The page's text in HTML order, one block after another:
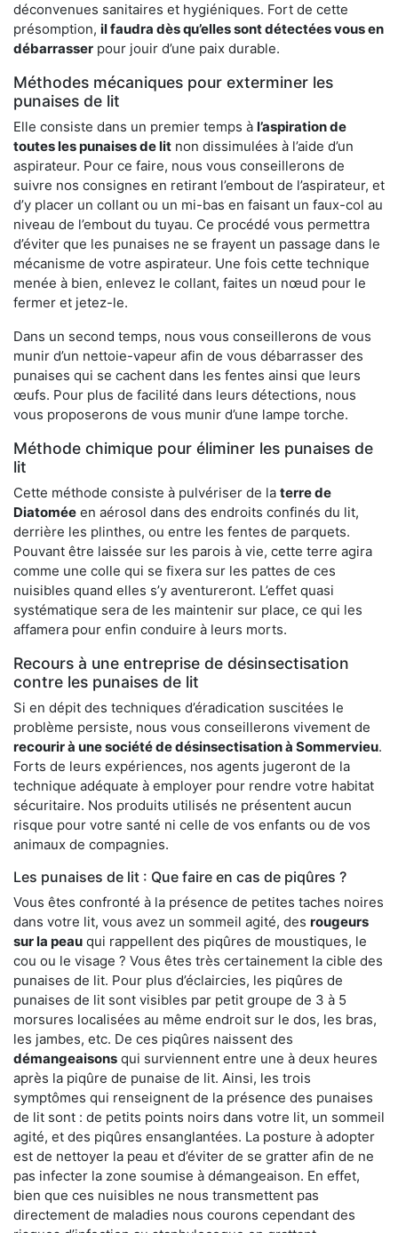
déconvenues sanitaires et hygiéniques. Fort de cette
présomption, il faudra dès qu’elles sont détectées vous en
débarrasser pour jouir d’une paix durable.
Méthodes mécaniques pour exterminer les
punaises de lit
Elle consiste dans un premier temps à l’aspiration de
toutes les punaises de lit non dissimulées à l’aide d’un
aspirateur. Pour ce faire, nous vous conseillerons de
suivre nos consignes en retirant l’embout de l’aspirateur, et
d’y placer un collant ou un mi-bas en faisant un faux-col au
niveau de l’embout du tuyau. Ce procédé vous permettra
d’éviter que les punaises ne se frayent un passage dans le
mécanisme de votre aspirateur. Une fois cette technique
menée à bien, enlevez le collant, faites un nœud pour le
fermer et jetez-le.
Dans un second temps, nous vous conseillerons de vous
munir d’un nettoie-vapeur afin de vous débarrasser des
punaises qui se cachent dans les fentes ainsi que leurs
œufs. Pour plus de facilité dans leurs détections, nous
vous proposerons de vous munir d’une lampe torche.
Méthode chimique pour éliminer les punaises de
lit
Cette méthode consiste à pulvériser de la terre de
Diatomée en aérosol dans des endroits confinés du lit,
derrière les plinthes, ou entre les fentes de parquets.
Pouvant être laissée sur les parois à vie, cette terre agira
comme une colle qui se fixera sur les pattes de ces
nuisibles quand elles s’y aventureront. L’effet quasi
systématique sera de les maintenir sur place, ce qui les
affamera pour enfin conduire à leurs morts.
Recours à une entreprise de désinsectisation
contre les punaises de lit
Si en dépit des techniques d’éradication suscitées le
problème persiste, nous vous conseillerons vivement de
recourir à une société de désinsectisation à Sommervieu.
Forts de leurs expériences, nos agents jugeront de la
technique adéquate à employer pour rendre votre habitat
sécuritaire. Nos produits utilisés ne présentent aucun
risque pour votre santé ni celle de vos enfants ou de vos
animaux de compagnies.
Les punaises de lit : Que faire en cas de piqûres ?
Vous êtes confronté à la présence de petites taches noires
dans votre lit, vous avez un sommeil agité, des rougeurs
sur la peau qui rappellent des piqûres de moustiques, le
cou ou le visage ? Vous êtes très certainement la cible des
punaises de lit. Pour plus d’éclaircies, les piqûres de
punaises de lit sont visibles par petit groupe de 3 à 5
morsures localisées au même endroit sur le dos, les bras,
les jambes, etc. De ces piqûres naissent des
démangeaisons qui surviennent entre une à deux heures
après la piqûre de punaise de lit. Ainsi, les trois
symptômes qui renseignent de la présence des punaises
de lit sont : de petits points noirs dans votre lit, un sommeil
agité, et des piqûres ensanglantées. La posture à adopter
est de nettoyer la peau et d’éviter de se gratter afin de ne
pas infecter la zone soumise à démangeaison. En effet,
bien que ces nuisibles ne nous transmettent pas
directement de maladies nous courons cependant des